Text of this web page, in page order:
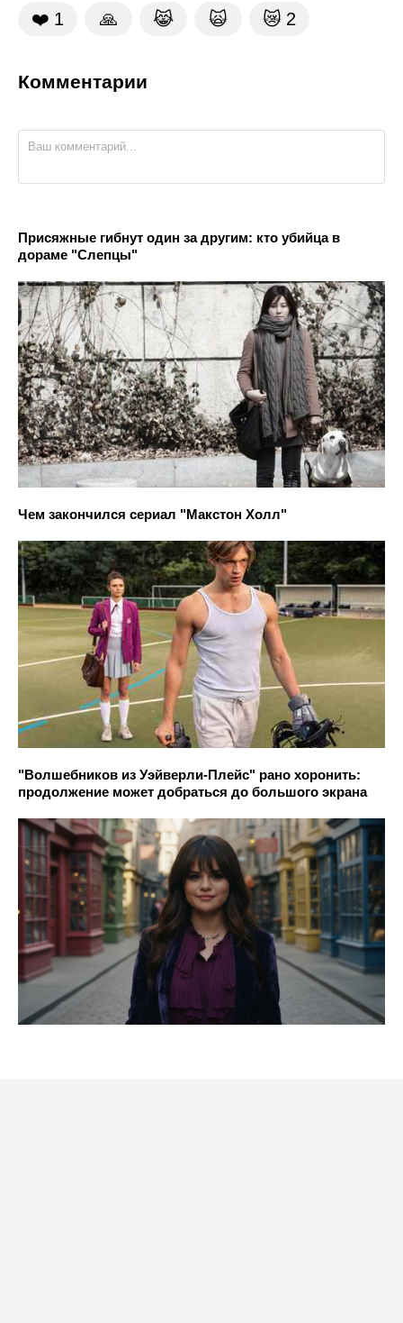
❤️ 1 🙏 😹 🙀 😿 2
Комментарии
Присяжные гибнут один за другим: кто убийца в
дораме "Слепцы"
Чем закончился сериал "Макстон Холл"
"Волшебников из Уэйверли-Плейс" рано хоронить:
продолжение может добраться до большого экрана